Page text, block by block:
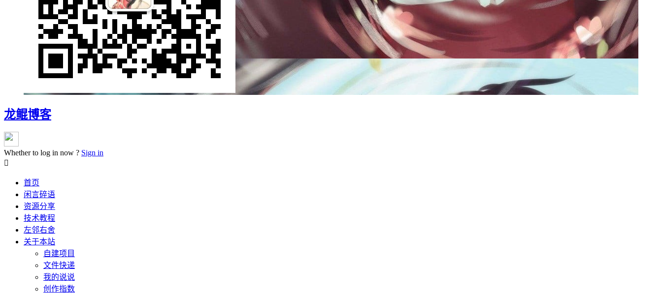
龙鲲博客
Whether to log in now ? Sign in

首页
闲言碎语
资源分享
技术教程
左邻右舍
关于本站
自建项目
文件快递
我的说说
创作指数